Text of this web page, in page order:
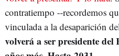
contratiempo --recordemos
vinculada a la desaparición
volverá a ser presidente